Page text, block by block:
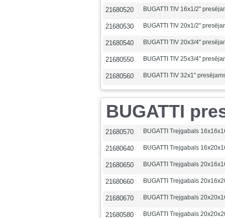
21680520 BUGATTI TIV 16x1/2"
21680530 BUGATTI TIV 20x1/2"
21680540 BUGATTI TIV 20x3/4"
21680550 BUGATTI TIV 25x3/4"
21680560 BUGATTI TIV 32x1"
BUGATTI
21680570 BUGATTI Trejgabals
21680640 BUGATTI Trejgabals
21680650 BUGATTI Trejgabals
21680660 BUGATTI Trejgabals
21680670 BUGATTI Trejgabals
21680580 BUGATTI Trejgabals